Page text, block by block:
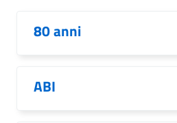
80 anni
ABI